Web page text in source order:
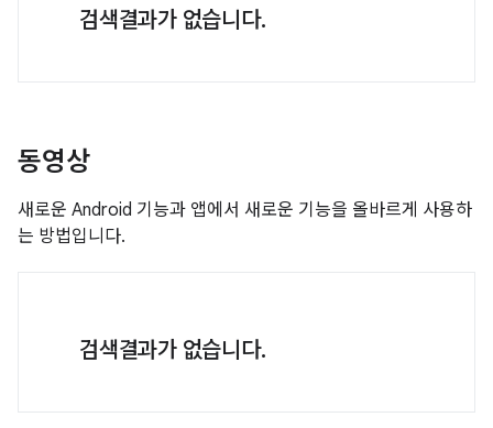
검색결과가 없습니다.
동영상
새로운 Android 기능과 앱에서 새로운 기능을 올바르게 사용하
는 방법입니다.
검색결과가 없습니다.